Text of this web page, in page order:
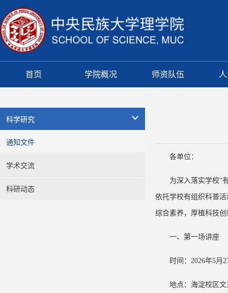
首页 学院概况 师资队伍
科学研究
通知文件
学术交流
科研动态
各单位：
为深入落实学校“
依托学校有组织科普
综合素养，厚植科技
一、第一场讲座
时间：2026年5月
地点：海淀校区文